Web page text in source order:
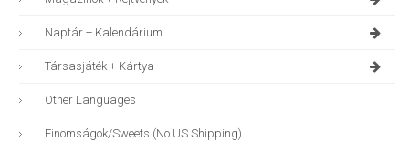
Naptár + Kalendárium
Társasjáték + Kártya
Other Languages
Finomságok/sweets (no US Shipping)